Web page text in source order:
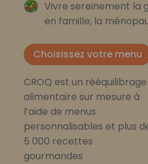
Vivre sereinement la
en famille, la
Choisissez votre menu
CROQ est un rééquilibrage
alimentaire sur mesure à
l’aide de menus
personnalisables et plus
5 000 recettes
gourmandes